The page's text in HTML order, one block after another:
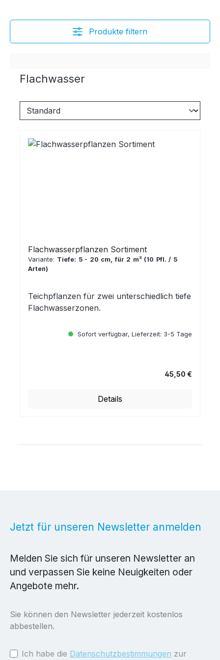
Produkte filtern
Flachwasser
Flachwasserpflanzen Sortiment
Variante: Tiefe: 5 - 20 cm, für 2 m² (10 Pfl. / 5
Arten)
Teichpflanzen für zwei unterschiedlich tiefe
Flachwasserzonen.
Sofort verfügbar, Lieferzeit: 3-5 Tage
45,50 €
Details
Jetzt für unseren Newsletter anmelden
Melden Sie sich für unseren Newsletter an
und verpassen Sie keine Neuigkeiten oder
Angebote mehr.
Sie können den Newsletter jederzeit kostenlos
abbestellen.
Ich habe die Datenschutzbestimmungen zur